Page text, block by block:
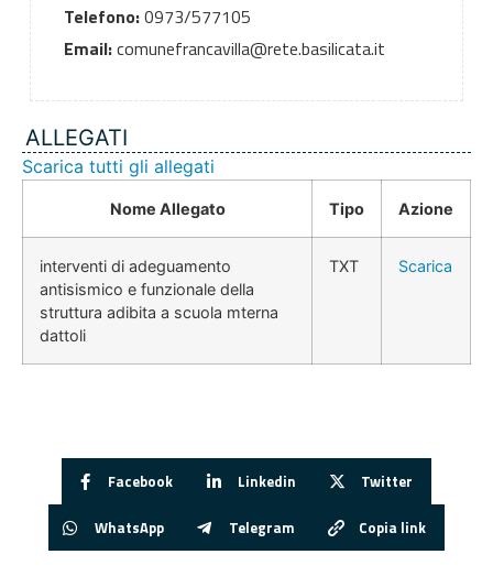
Telefono:0973/577105
Email:comunefrancavilla@rete.basilicata.it
ALLEGATI
Scarica tutti gli allegati
Nome Allegato Tipo Azione
interventi di adeguamento
antisismico e funzionale della
struttura adibita a scuola mterna
dattoli
TXT Scarica
Facebook Linkedin Twitter
WhatsApp Telegram Copia link